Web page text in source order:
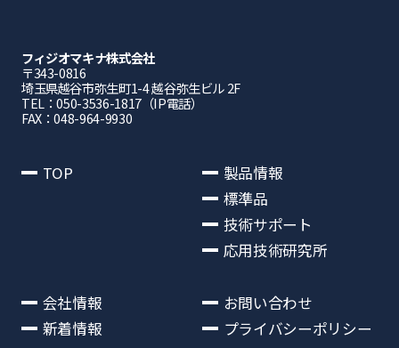
フィジオマキナ株式会社
〒343-0816
埼⽟県越⾕市弥⽣町1-4 越⾕弥⽣ビル 2F
TEL：050-3536-1817（IP電話）
FAX：048-964-9930
TOP
製品情報
標準品
技術サポート
応用技術研究所
会社情報
新着情報
お問い合わせ
プライバシーポリシー